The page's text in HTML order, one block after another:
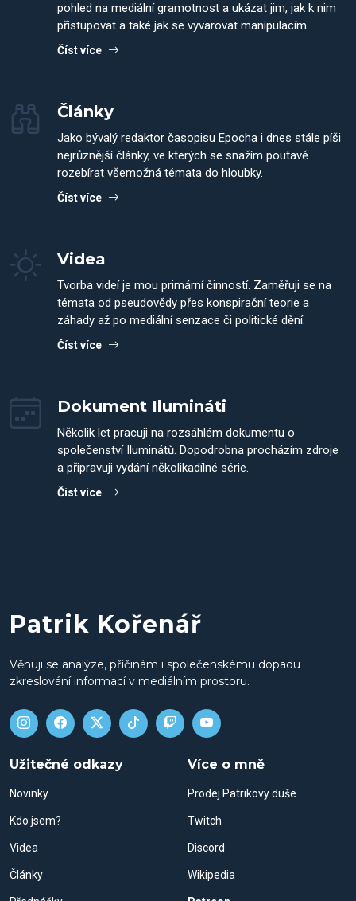
pohled na mediální gramotnost a ukázat jim, jak k nim
přistupovat a také jak se vyvarovat manipulacím.
Číst více
Články
Jako bývalý redaktor časopisu Epocha i dnes stále píši
nejrůznější články, ve kterých se snažím poutavě
rozebírat všemožná témata do hloubky.
Číst více
Videa
Tvorba videí je mou primární činností. Zaměřuji se na
témata od pseudovědy přes konspirační teorie a
záhady až po mediální senzace či politické dění.
Číst více
Dokument Ilumináti
Několik let pracuji na rozsáhlém dokumentu o
společenství Iluminátů. Dopodrobna procházím zdroje
a připravuji vydání několikadílné série.
Číst více
Patrik Kořenář
Věnuji se analýze, příčinám i společenskému dopadu
zkreslování informací v mediálním prostoru.
Užitečné odkazy
Novinky
Kdo jsem?
Videa
Články
Více o mně
Prodej Patrikovy duše
Twitch
Discord
Wikipedia